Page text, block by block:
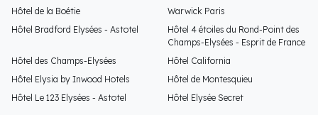
Hôtel de la Boétie
Warwick Paris
Hôtel Bradford Elysées - Astotel
Hôtel 4 étoiles du Rond-Point des
Champs-Elysées - Esprit de France
Hôtel des Champs-Elysées
Hôtel California
Hôtel Elysia by Inwood Hotels
Hôtel de Montesquieu
Hôtel Le 123 Elysées - Astotel
Hôtel Elysée Secret